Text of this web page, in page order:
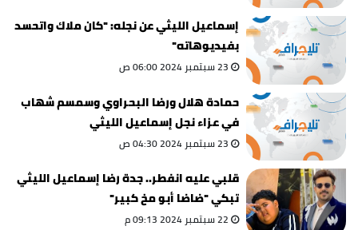
إسماعيل الليثي عن نجله: "كان ملاك واتحسد
بفيديوهاته"
23 سبتمبر 2024 06:00 ص
حمادة هلال ورضا البحراوي وسمسم شهاب
في عزاء نجل إسماعيل الليثي
23 سبتمبر 2024 04:30 ص
قلبي عليه انفطر.. جدة رضا إسماعيل الليثي
تبكي "ضاضا أبو مخ كبير"
22 سبتمبر 2024 09:13 م